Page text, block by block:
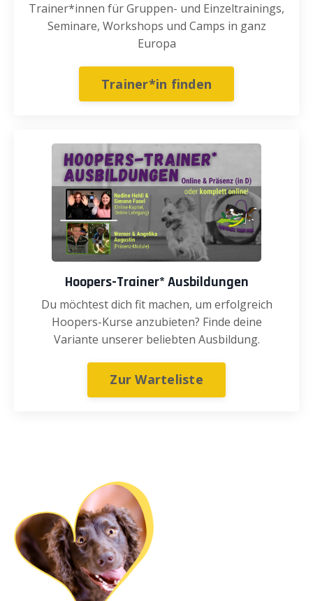
Trainer*innen für Gruppen- und Einzeltrainings,
Seminare, Workshops und Camps in ganz
Europa
Trainer*in finden
Hoopers-Trainer* Ausbildungen
Du möchtest dich fit machen, um erfolgreich
Hoopers-Kurse anzubieten? Finde deine
Variante unserer beliebten Ausbildung.
Zur Warteliste